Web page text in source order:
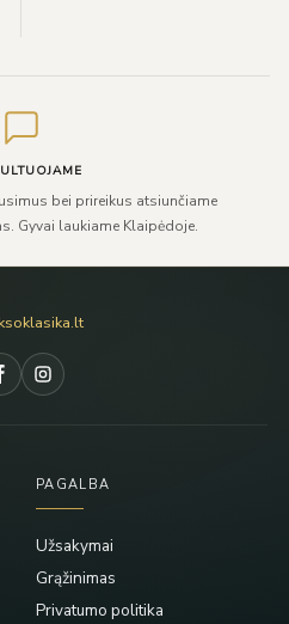
bei prireikus atsiunčiame
Gyvai laukiame Klaipėdoje.
PAGALBA
Užsakymai
Grąžinimas
Privatumo politika